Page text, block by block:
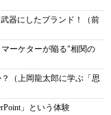
器にしたブランド！（前
ーケターが陥る"相関の
（上岡龍太郎に学ぶ「思
」という体験